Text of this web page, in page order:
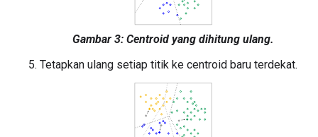
Gambar 3: Centroid yang dihitung ulang.
Tetapkan ulang setiap titik ke centroid baru terdekat.